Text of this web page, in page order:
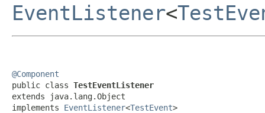
EventListener<
@Component
public class TestEventListener
extends java.lang.Object
implements EventListener<TestEvent>